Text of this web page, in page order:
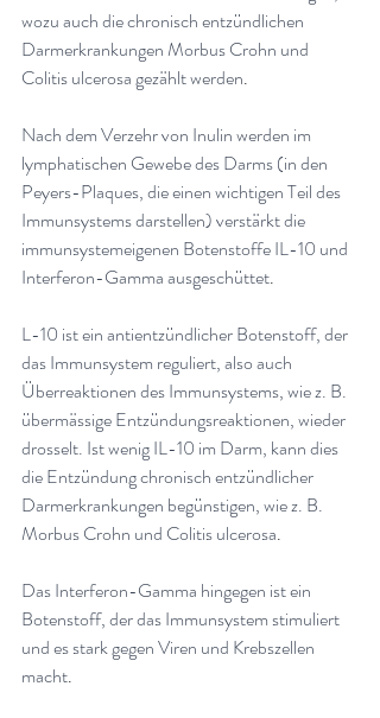
wozu auch die chronisch entzündlichen
Darmerkrankungen Morbus Crohn und
Colitis ulcerosa gezählt werden.
Nach dem Verzehr von Inulin werden im
lymphatischen Gewebe des Darms (in den
Peyers-Plaques, die einen wichtigen Teil des
Immunsystems darstellen) verstärkt die
immunsystemeigenen Botenstoffe IL-10 und
Interferon-Gamma ausgeschüttet.
L-10 ist ein antientzündlicher Botenstoff, der
das Immunsystem reguliert, also auch
Überreaktionen des Immunsystems, wie z. B.
übermässige Entzündungsreaktionen, wieder
drosselt. Ist wenig IL-10 im Darm, kann dies
die Entzündung chronisch entzündlicher
Darmerkrankungen begünstigen, wie z. B.
Morbus Crohn und Colitis ulcerosa.
Das Interferon-Gamma hingegen ist ein
Botenstoff, der das Immunsystem stimuliert
und es stark gegen Viren und Krebszellen
macht.